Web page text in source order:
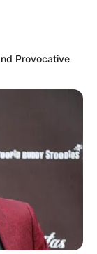
Provocative